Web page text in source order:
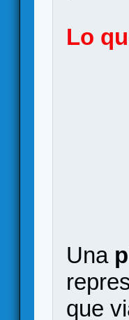
Lo
Una
que